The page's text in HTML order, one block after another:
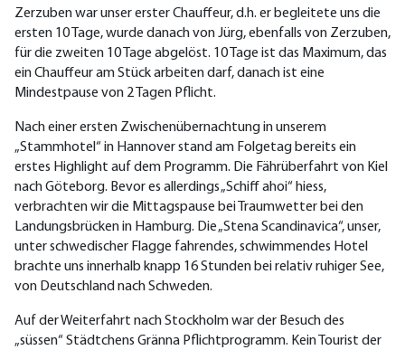
Zerzuben war unser erster Chauffeur, d.h. er begleitete uns die
ersten 10 Tage, wurde danach von Jürg, ebenfalls von Zerzuben,
für die zweiten 10 Tage abgelöst. 10 Tage ist das Maximum, das
ein Chauffeur am Stück arbeiten darf, danach ist eine
Mindestpause von 2 Tagen Pflicht.
Nach einer ersten Zwischenübernachtung in unserem
„Stammhotel“ in Hannover stand am Folgetag bereits ein
erstes Highlight auf dem Programm. Die Fährüberfahrt von Kiel
nach Göteborg. Bevor es allerdings „Schiff ahoi“ hiess,
verbrachten wir die Mittagspause bei Traumwetter bei den
Landungsbrücken in Hamburg. Die „Stena Scandinavica“, unser,
unter schwedischer Flagge fahrendes, schwimmendes Hotel
brachte uns innerhalb knapp 16 Stunden bei relativ ruhiger See,
von Deutschland nach Schweden.
Auf der Weiterfahrt nach Stockholm war der Besuch des
„süssen“ Städtchens Gränna Pflichtprogramm. Kein Tourist der